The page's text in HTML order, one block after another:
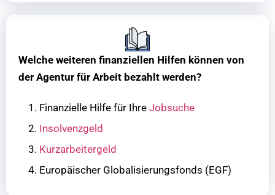
Welche weiteren finanziellen Hilfen können von
der Agentur für Arbeit bezahlt werden?
Finanzielle Hilfe für Ihre Jobsuche
Insolvenzgeld
Kurzarbeitergeld
Europäischer Globalisierungsfonds (EGF)